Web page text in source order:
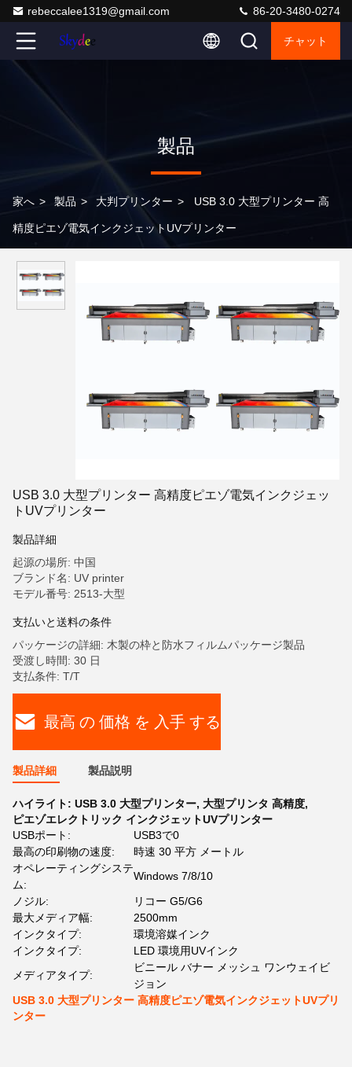
rebeccalee1319@gmail.com 86-20-3480-0274
チャット
製品
家へ > 製品 > 大判プリンター > USB 3.0 大型プリンター 高
精度ピエゾ電気インクジェットUVプリンター
USB 3.0 大型プリンター 高精度ピエゾ電気インクジェッ
トUVプリンター
製品詳細
起源の場所: 中国
ブランド名: UV printer
モデル番号: 2513-大型
支払いと送料の条件
パッケージの詳細: 木製の枠と防水フィルムパッケージ製品
受渡し時間: 30 日
支払条件: T/T
最高 の 価格 を 入手 する
製品詳細 製品説明
ハイライト: USB 3.0 大型プリンター, 大型プリンタ 高精度,
ピエゾエレクトリック インクジェットUVプリンター
USBポート:
USB3で0
最高の印刷物の速度:
時速 30 平方 メートル
オペレーティングシステ
ム:
Windows 7/8/10
ノジル:
リコー G5/G6
最大メディア幅:
2500mm
インクタイプ:
環境溶媒インク
インクタイプ:
LED 環境用UVインク
メディアタイプ:
ビニール バナー メッシュ ワンウェイビ
ジョン
USB 3.0 大型プリンター 高精度ピエゾ電気インクジェットUVプリ
ンター